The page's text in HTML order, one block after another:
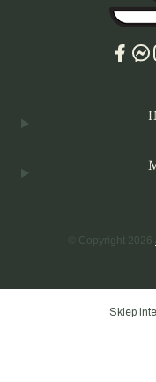
Linki w
© Copyright 2026
Sklep